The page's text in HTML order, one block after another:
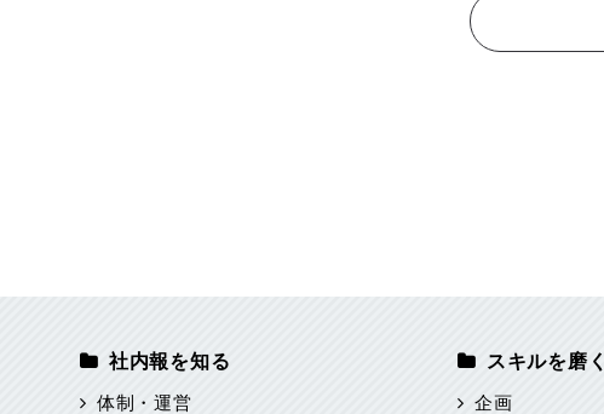
社内報を知る
体制・運営
スキルを磨く
企画